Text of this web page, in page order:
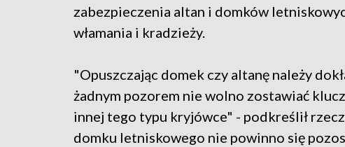
zabezpieczenia altan i domków
włamania i kradzieży.
"Opuszczając domek czy altanę należy
żadnym pozorem nie wolno zostawiać
innej tego typu kryjówce" - podkreślił
domku letniskowego nie powinno się